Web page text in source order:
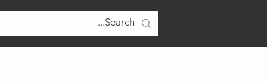
تسجيل الدخول